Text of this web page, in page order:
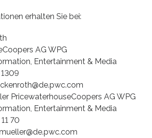
erhalten Sie bei:
AG WPG
Entertainment & Media
PricewaterhouseCoopers AG WPG
Entertainment & Media
70